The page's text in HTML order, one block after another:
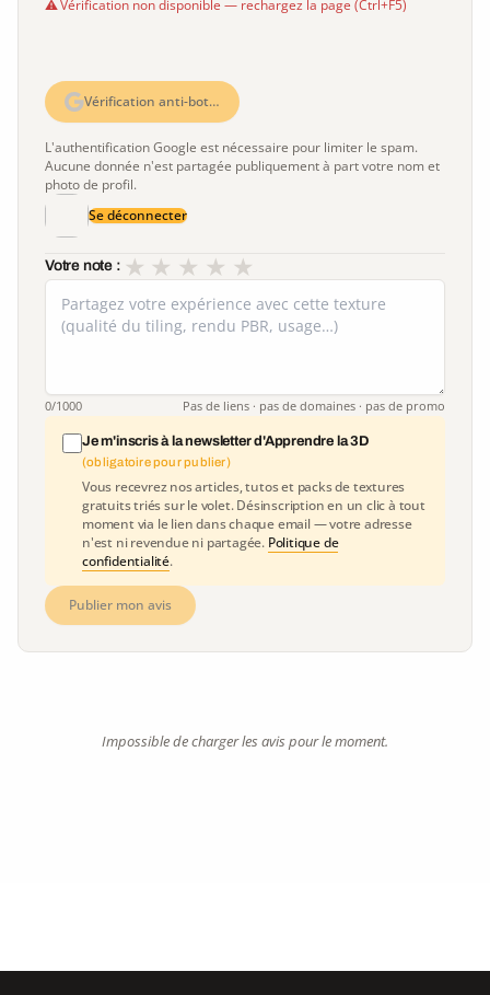
Vérification non disponible — rechargez la page (Ctrl+F5)
Vérification anti-bot…
L'authentification Google est nécessaire pour limiter le spam.
Aucune donnée n'est partagée publiquement à part votre nom et
photo de profil.
Se déconnecter
Votre note : ★
★
★
★
★
0/1000 Pas de liens · pas de domaines · pas de promo
Je m'inscris à la newsletter d'Apprendre la 3D
(obligatoire pour publier)
Vous recevrez nos articles, tutos et packs de textures
gratuits triés sur le volet. Désinscription en un clic à tout
moment via le lien dans chaque email — votre adresse
n'est ni revendue ni partagée. Politique de
confidentialité.
Publier mon avis
Impossible de charger les avis pour le moment.